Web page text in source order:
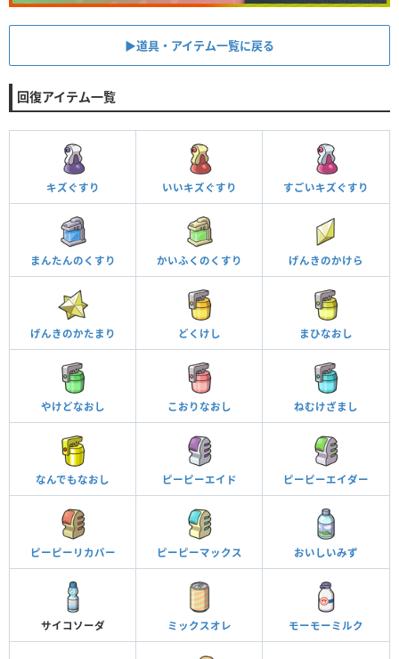
▶︎道具・アイテム一覧に戻る
回復アイテム一覧
キズぐすり いいキズぐすり すごいキズぐすり
まんたんのくすり かいふくのくすり げんきのかけら
げんきのかたまり どくけし まひなおし
やけどなおし こおりなおし ねむけざまし
なんでもなおし ピーピーエイド ピーピーエイダー
ピーピーリカバー ピーピーマックス おいしいみず
サイコソーダ ミックスオレ モーモーミルク